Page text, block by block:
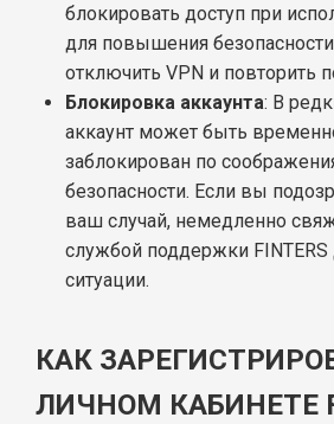
блокировать доступ при
для повышения
отключить VPN и повторить
Блокировка аккаунта: В
аккаунт может быть
заблокирован по
безопасности. Если вы
ваш случай, немедленно
службой поддержки FINTERS
ситуации.
КАК
ЛИЧНОМ КАБИНЕТЕ